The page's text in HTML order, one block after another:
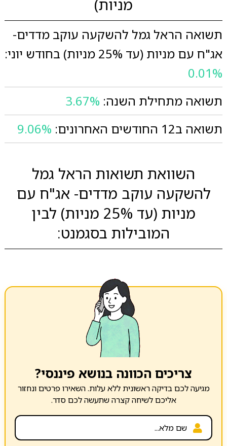
מניות)
תשואה הראל גמל להשקעה עוקב מדדים-
אג"ח עם מניות (עד 25% מניות) בחודש יוני:
0.01%
תשואה מתחילת השנה: 3.67%
תשואה ב12 החודשים האחרונים:
9.06%
השוואת תשואות הראל גמל
להשקעה עוקב מדדים- אג"ח עם
מניות (עד 25% מניות) לבין
המובילות בסגמנט:
צריכים הכוונה בנושא פיננסי?
מגיעה לכם בדיקה ראשונית ללא עלות. השאירו פרטים ונחזור
אליכם לשיחה קצרה שתעשה לכם סדר.